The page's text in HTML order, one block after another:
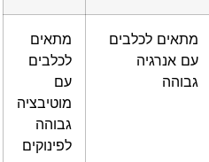
מתאים לכלבים
עם אנרגיה
גבוהה
מתאים
לכלבים
עם
מוטיבציה
גבוהה
לפינוקים